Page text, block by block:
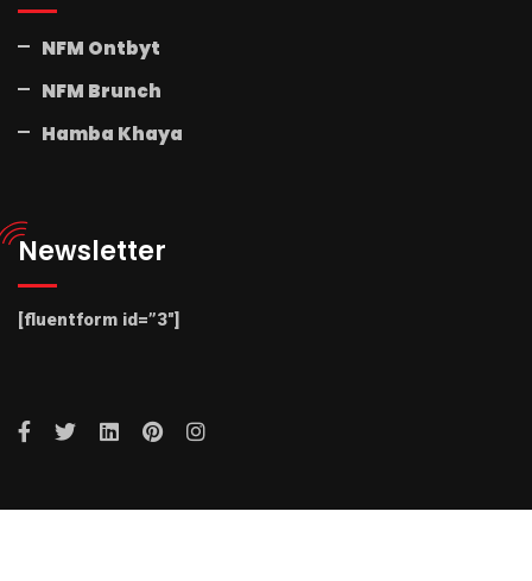
NFM Ontbyt
NFM Brunch
Hamba Khaya
Newsletter
[fluentform id=”3″]